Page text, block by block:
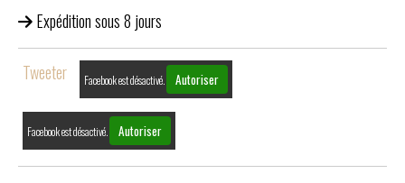
Expédition sous 8 jours
Tweeter Facebook est désactivé. Autoriser
Facebook est désactivé. Autoriser